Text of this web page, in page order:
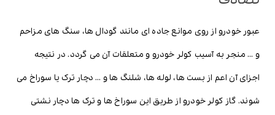
عبور خودرو از روی موانع جاده ای مانند گودال ها، سنگ های مزاحم
و … منجر به آسیب کولر خودرو و متعلقات آن می گردد. در نتیجه
اجزای آن اعم از بست ها، لوله ها، شلنگ ها و … دچار ترک یا سوراخ می
شوند. گاز کولر خودرو از طریق این سوراخ ها و ترک ها دچار نشتی